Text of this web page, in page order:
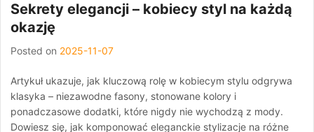
Sekrety elegancji – kobiecy styl na każdą
okazję
Posted on 2025-11-07
Artykuł ukazuje, jak kluczową rolę w kobiecym stylu odgrywa
klasyka – niezawodne fasony, stonowane kolory i
ponadczasowe dodatki, które nigdy nie wychodzą z mody.
Dowiesz się, jak komponować eleganckie stylizacje na różne